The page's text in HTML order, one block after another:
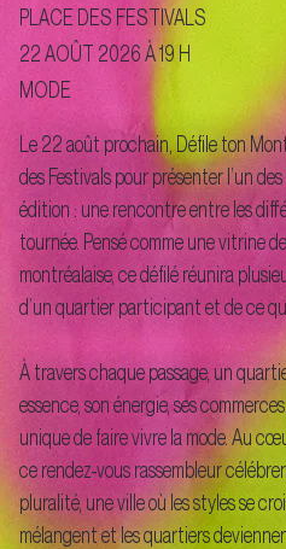
MODE
PLACE DES FESTIVALS
Le 22 août prochain, Défile ton
des Festivals pour présenter l’un
édition : une rencontre entre les
tournée. Pensé comme une vitrine
montréalaise, ce défilé réunira
d’un quartier participant et de ce
À travers chaque passage, un
essence, son énergie, ses
unique de faire vivre la mode. Au
ce rendez-vous rassembleur
pluralité, une ville où les styles se
mélangent et les quartiers
22 AOÛT 2026 À 19 H